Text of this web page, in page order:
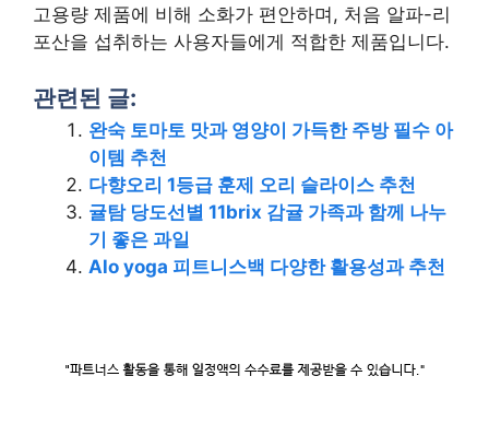
고용량 제품에 비해 소화가 편안하며, 처음 알파-리
포산을 섭취하는 사용자들에게 적합한 제품입니다.
관련된 글:
완숙 토마토 맛과 영양이 가득한 주방 필수 아
이템 추천
다향오리 1등급 훈제 오리 슬라이스 추천
귤탐 당도선별 11brix 감귤 가족과 함께 나누
기 좋은 과일
Alo yoga 피트니스백 다양한 활용성과 추천